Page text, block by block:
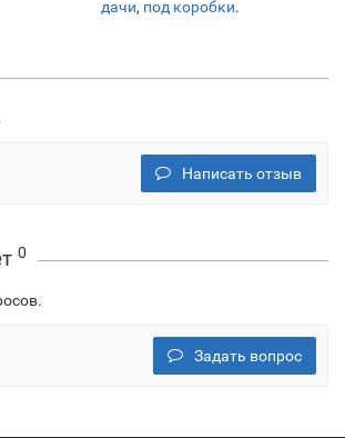
дачи, под коробки.
Написать отзыв
0
Задать вопрос